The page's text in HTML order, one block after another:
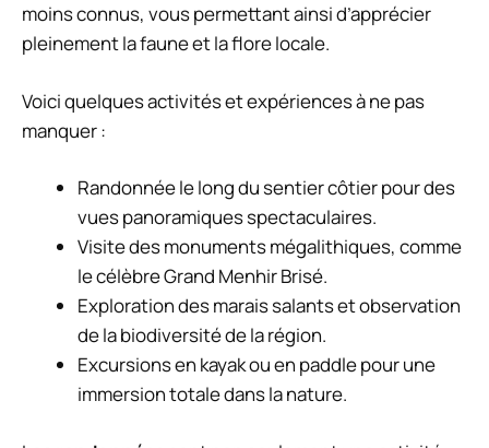
moins connus, vous permettant ainsi d’apprécier
pleinement la faune et la flore locale.
Voici quelques activités et expériences à ne pas
manquer :
Randonnée le long du sentier côtier pour des
vues panoramiques spectaculaires.
Visite des monuments mégalithiques, comme
le célèbre Grand Menhir Brisé.
Exploration des marais salants et observation
de la biodiversité de la région.
Excursions en kayak ou en paddle pour une
immersion totale dans la nature.